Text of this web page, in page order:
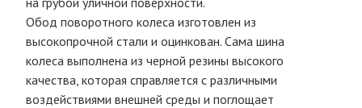
Обод поворотного колеса изготовлен из
высокопрочной стали и оцинкован. Сама шина
колеса выполнена из черной резины высокого
качества, которая справляется с различными
воздействиями внешней среды и поглощает